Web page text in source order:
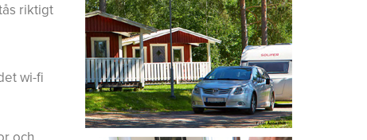
riktigt
wi-fi